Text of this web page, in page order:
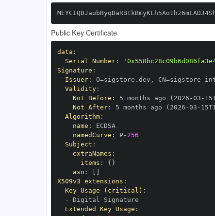
Public Key Certificate
data :
Serial Number:
Signature :
Issuer: O=sigstore.dev , CN=sigstore -
Validity:
Not Before : 5 months ago (2026 -03 -
Not After: 5 months ago (2026 -03 -
Algorithm:
name :
namedCurve : P- 256
Subject :
extraNames :
items : { }
asn :
X509v3 extensions :
Key Usage (critical) :
-
Extended Key Usage :